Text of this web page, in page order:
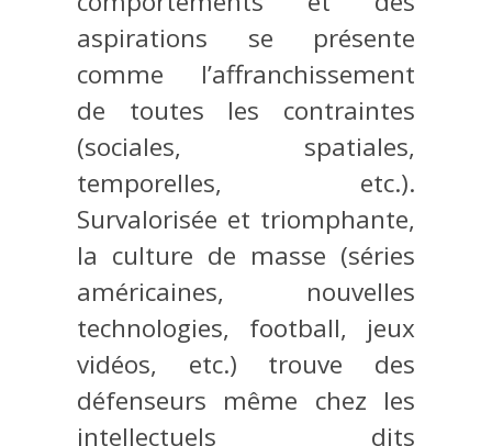
aspirations se présente
comme l’affranchissement
de toutes les contraintes
(sociales, spatiales,
temporelles, etc.).
Survalorisée et triomphante,
la culture de masse (séries
américaines, nouvelles
technologies, football, jeux
vidéos, etc.) trouve des
défenseurs même chez les
intellectuels dits